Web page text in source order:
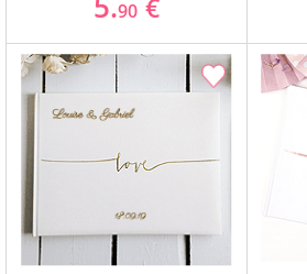
90 €